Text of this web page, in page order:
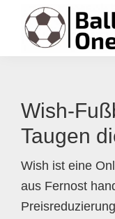
Inhalt
springen
Seitenspalte
springen
Fußzeile
springen
Wish-
Taugen
Wish ist eine
aus Fernost